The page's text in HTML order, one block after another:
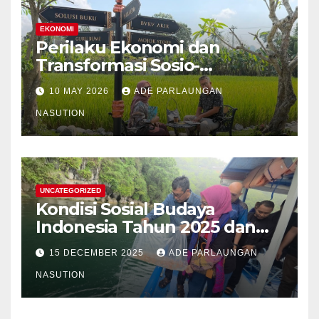
EKONOMI
Perilaku Ekonomi dan
Transformasi Sosio-
Struktural Masyarakat Agraris
Sumatera Utara: Analisis
Komparatif Sektor
Perkebunan Kelapa Sawit,
Tanaman Palawija, dan Hasil
Hutan Bukan Kayu
10 MAY 2026 ADE PARLAUNGAN
NASUTION
UNCATEGORIZED
Kondisi Sosial Budaya
Indonesia Tahun 2025 dan
Proyeksi Strategis Tahun
2026
15 DECEMBER 2025 ADE PARLAUNGAN
NASUTION